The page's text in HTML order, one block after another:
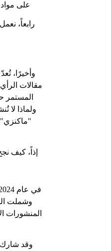
على
رابعاً،
وأخيرًا،
مقالات
المستمر
ولماذا لا
"ماكنزي"
إذاً، كيف نجح الأمر؟ منذ عام 2021، قمنا
وشملت
المنشورات
وقد شارك